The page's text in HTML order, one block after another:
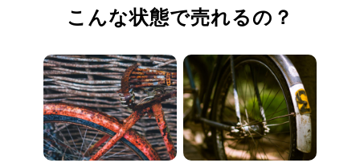
こんな状態で売れるの？